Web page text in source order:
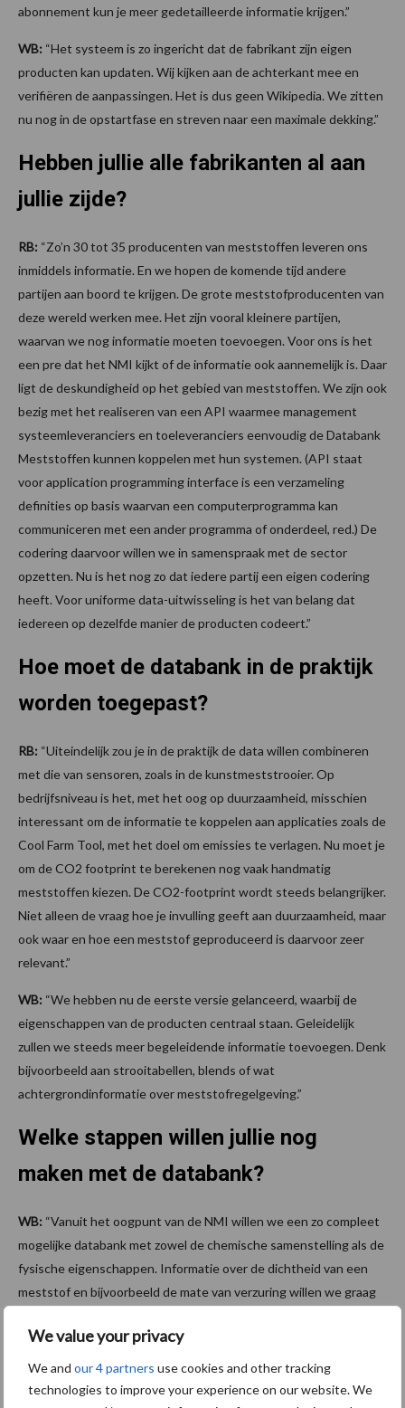
We value your privacy
We and our 4 partners use cookies and other tracking
technologies to improve your experience on our website. We
abonnement kun je meer gedetailleerde informatie krijgen.”
WB: “Het systeem is zo ingericht dat de fabrikant zijn eigen
producten kan updaten. Wij kijken aan de achterkant mee en
verifiëren de aanpassingen. Het is dus geen Wikipedia. We zitten
nu nog in de opstartfase en streven naar een maximale dekking.”
Hebben jullie alle fabrikanten al aan
jullie zijde?
RB: “Zo’n 30 tot 35 producenten van meststoffen leveren ons
inmiddels informatie. En we hopen de komende tijd andere
partijen aan boord te krijgen. De grote meststofproducenten van
deze wereld werken mee. Het zijn vooral kleinere partijen,
waarvan we nog informatie moeten toevoegen. Voor ons is het
een pre dat het NMI kijkt of de informatie ook aannemelijk is. Daar
ligt de deskundigheid op het gebied van meststoffen. We zijn ook
bezig met het realiseren van een API waarmee management
systeemleveranciers en toeleveranciers eenvoudig de Databank
Meststoffen kunnen koppelen met hun systemen. (API staat
voor application programming interface is een verzameling
definities op basis waarvan een computerprogramma kan
communiceren met een ander programma of onderdeel, red.) De
codering daarvoor willen we in samenspraak met de sector
opzetten. Nu is het nog zo dat iedere partij een eigen codering
heeft. Voor uniforme data-uitwisseling is het van belang dat
iedereen op dezelfde manier de producten codeert.”
Hoe moet de databank in de praktijk
worden toegepast?
RB: “Uiteindelijk zou je in de praktijk de data willen combineren
met die van sensoren, zoals in de kunstmeststrooier. Op
bedrijfsniveau is het, met het oog op duurzaamheid, misschien
interessant om de informatie te koppelen aan applicaties zoals de
Cool Farm Tool, met het doel om emissies te verlagen. Nu moet je
om de CO2 footprint te berekenen nog vaak handmatig
meststoffen kiezen. De CO2-footprint wordt steeds belangrijker.
Niet alleen de vraag hoe je invulling geeft aan duurzaamheid, maar
ook waar en hoe een meststof geproduceerd is daarvoor zeer
relevant.”
WB: “We hebben nu de eerste versie gelanceerd, waarbij de
eigenschappen van de producten centraal staan. Geleidelijk
zullen we steeds meer begeleidende informatie toevoegen. Denk
bijvoorbeeld aan strooitabellen, blends of wat
achtergrondinformatie over meststofregelgeving.”
Welke stappen willen jullie nog
maken met de databank?
WB: “Vanuit het oogpunt van de NMI willen we een zo compleet
mogelijke databank met zowel de chemische samenstelling als de
fysische eigenschappen. Informatie over de dichtheid van een
meststof en bijvoorbeeld de mate van verzuring willen we graag
strooitabellen kunnen we al een mooie stap richting
precisiebemesting zetten. In de meest ideale situatie vraagt de
strooier zelf de strooitabel van een meststof op in de Databank.